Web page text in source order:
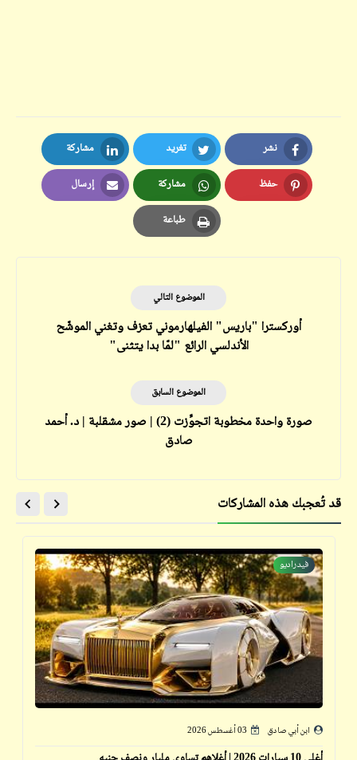
نشر
Facebook
تغريد
Twitter
مشاركة
LinkedIn
حفظ
Pinterest
مشاركة
Whatsapp
إرسال
Email
طباعة
Print
الموضوع التالي
أوركسترا "باريس" الفيلهارموني تعزف وتغني الموشّح
الأندلسي الرائع "لمّا بدا يتثنى"
الموضوع السابق
صورة واحدة مخطوبة اتجوِّزت (2) | صور مشقلبة | د. أحمد
صادق
قد تُعجبك هذه المشاركات
فيدراديو
ابن أبي صادق 03 أغسطس 2026